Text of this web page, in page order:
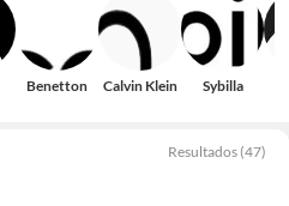
Benetton Calvin Klein Sybilla
Resultados (47)